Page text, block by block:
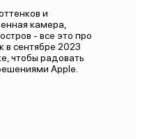
и
камера,
- все это про
в сентябре 2023
чтобы радовать
Apple.